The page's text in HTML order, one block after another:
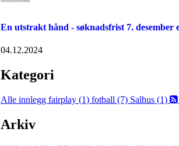
En utstrakt hånd - søknadsfrist 7. desember
04.12.2024
Kategori
Alle innlegg fairplay (1) fotball (7) Salhus (1)
Arkiv